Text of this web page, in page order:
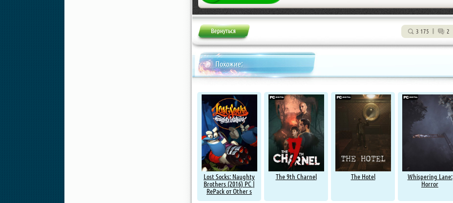
3 175 2
Похожие:
Lost Socks: Naughty
Brothers (2016) PC |
RePack от Other s
The 9th Charnel The Hotel
Whispering Lane:
Horror